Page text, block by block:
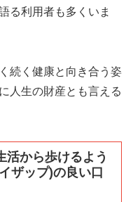
る利用者も多くいま
続く健康と向き合う姿
人生の財産とも言える
活から歩けるよう
ザップ)の良い口